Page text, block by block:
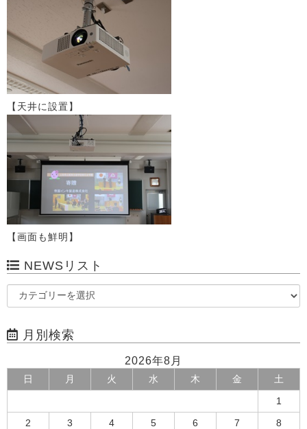
【天井に設置】
【画面も鮮明】
NEWSリスト
月別検索
2026年8月
日 月 火 水 木 金 土
1
2 3 4 5 6 7 8